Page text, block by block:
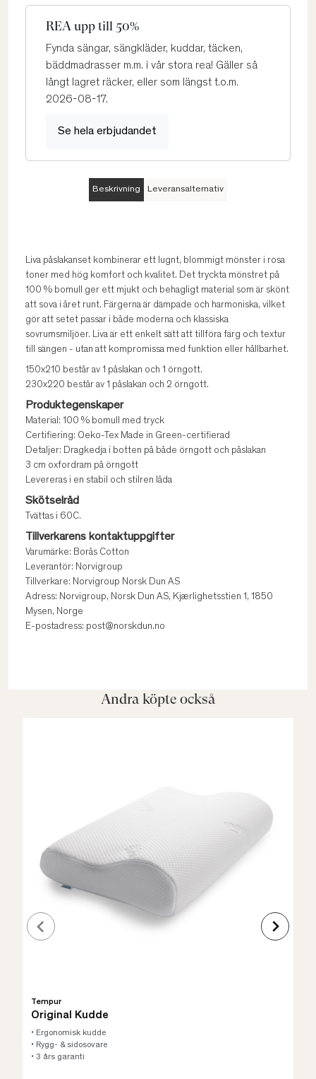
REA upp till 50%
Fynda sängar, sängkläder, kuddar, täcken,
bäddmadrasser m.m. i vår stora rea! Gäller så
långt lagret räcker, eller som längst t.o.m.
2026-08-17.
Se hela erbjudandet
Beskrivning Leveransalternativ
Liva påslakanset kombinerar ett lugnt, blommigt mönster i rosa
toner med hög komfort och kvalitet. Det tryckta mönstret på
100 % bomull ger ett mjukt och behagligt material som är skönt
att sova i året runt. Färgerna är dämpade och harmoniska, vilket
gör att setet passar i både moderna och klassiska
sovrumsmiljöer. Liva är ett enkelt sätt att tillföra färg och textur
till sängen - utan att kompromissa med funktion eller hållbarhet.
150x210 består av 1 påslakan och 1 örngott.
230x220 består av 1 påslakan och 2 örngott.
Produktegenskaper
Material: 100 % bomull med tryck
Certifiering: Oeko-Tex Made in Green-certifierad
Detaljer: Dragkedja i botten på både örngott och påslakan
3 cm oxfordram på örngott
Levereras i en stabil och stilren låda
Skötselråd
Tvättas i 60C.
Tillverkarens kontaktuppgifter
Varumärke: Borås Cotton
Leverantör: Norvigroup
Tillverkare: Norvigroup Norsk Dun AS
Adress: Norvigroup, Norsk Dun AS, Kjærlighetsstien 1, 1850
Mysen, Norge
E-postadress: post@norskdun.no
Andra köpte också
Tempur
Original Kudde
• Ergonomisk kudde
• Rygg- & sidosovare
• 3 års garanti